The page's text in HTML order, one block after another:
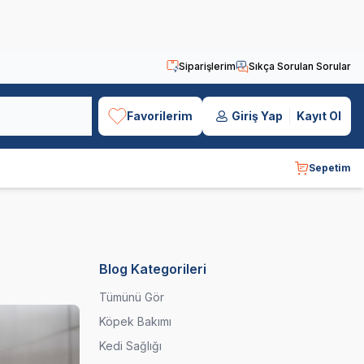
Siparişlerim Sıkça Sorulan Sorular
Favorilerim Giriş Yap Kayıt Ol
Sepetim
Blog Kategorileri
Tümünü Gör
Köpek Bakımı
Kedi Sağlığı